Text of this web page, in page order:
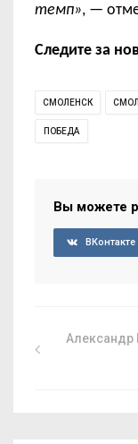
темп», —
Следите за
СМОЛЕНСК
ПОБЕДА
Вы можете
ВКонтакте
Александр